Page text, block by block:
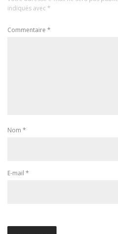
indiqués avec *
Commentaire *
Nom *
E-mail *